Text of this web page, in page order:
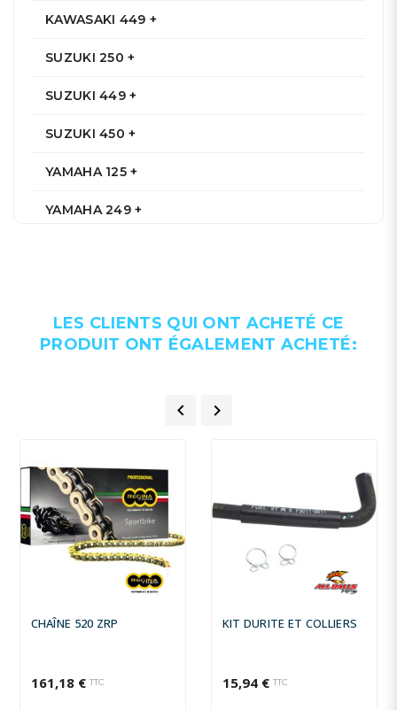
KAWASAKI 449 +
SUZUKI 250 +
SUZUKI 449 +
SUZUKI 450 +
YAMAHA 125 +
YAMAHA 249 +
YAMAHA 450 +
LES CLIENTS QUI ONT ACHETÉ CE
PRODUIT ONT ÉGALEMENT ACHETÉ:
 
CHAÎNE 520 ZRP
161,18 € TTC
KIT DURITE ET COLLIERS
15,94 € TTC